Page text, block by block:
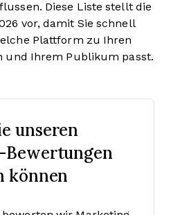
Diese Liste stellt die
vor, damit Sie schnell
Plattform zu Ihren
und Ihrem Publikum passt.
unseren
können